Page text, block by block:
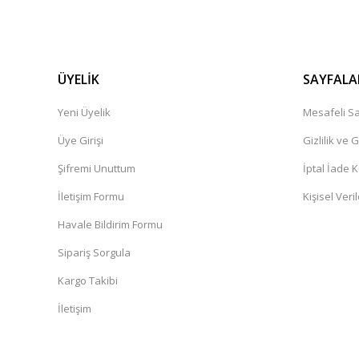
ÜYELİK
Yeni Üyelik
Üye Girişi
Şifremi Unuttum
İletişim Formu
Havale Bildirim Formu
Sipariş Sorgula
Kargo Takibi
İletişim
Mesafeli
Gizlilik ve
İptal İade
Kişisel